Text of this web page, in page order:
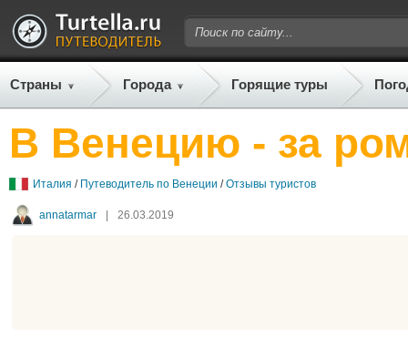
Страны Города Горящие туры
В Венецию - за
Италия / Путеводитель по Венеции /Отзывы туристов
annatarmar | 26.03.2019